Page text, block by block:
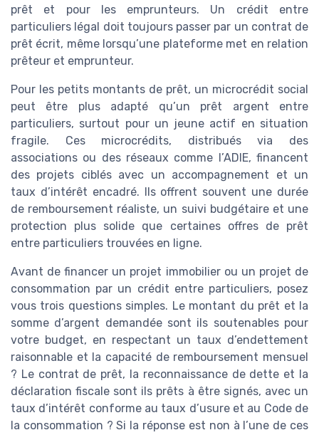
prêt et pour les emprunteurs. Un crédit entre
particuliers légal doit toujours passer par un contrat de
prêt écrit, même lorsqu’une plateforme met en relation
prêteur et emprunteur.
Pour les petits montants de prêt, un microcrédit social
peut être plus adapté qu’un prêt argent entre
particuliers, surtout pour un jeune actif en situation
fragile. Ces microcrédits, distribués via des
associations ou des réseaux comme l’ADIE, financent
des projets ciblés avec un accompagnement et un
taux d’intérêt encadré. Ils offrent souvent une durée
de remboursement réaliste, un suivi budgétaire et une
protection plus solide que certaines offres de prêt
entre particuliers trouvées en ligne.
Avant de financer un projet immobilier ou un projet de
consommation par un crédit entre particuliers, posez
vous trois questions simples. Le montant du prêt et la
somme d’argent demandée sont ils soutenables pour
votre budget, en respectant un taux d’endettement
raisonnable et la capacité de remboursement mensuel
? Le contrat de prêt, la reconnaissance de dette et la
déclaration fiscale sont ils prêts à être signés, avec un
taux d’intérêt conforme au taux d’usure et au Code de
la consommation ? Si la réponse est non à l’une de ces